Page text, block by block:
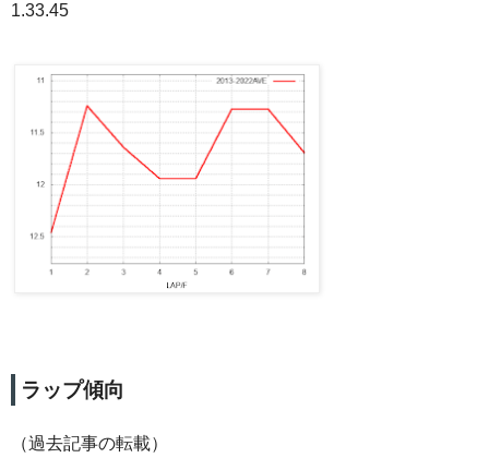
1.33.45
ラップ傾向
（過去記事の転載）